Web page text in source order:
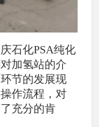
石化PSA纯化
加氢站的介
节的发展现
作流程，对
充分的肯